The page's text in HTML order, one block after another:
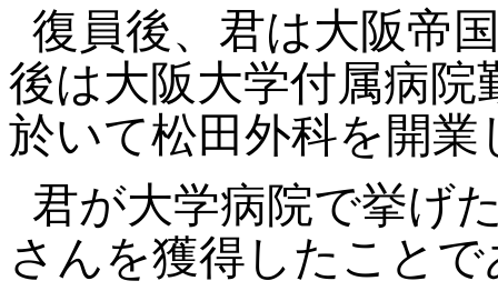
復員後、君は大阪帝
後は大阪大学付属病
於いて松田外科を開業
君が大学病院で挙げ
さんを獲得したこと